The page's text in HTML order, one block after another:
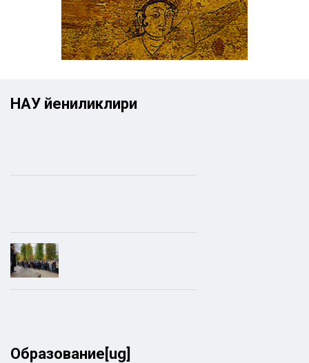
НАУ йениликлири
Образование[ug]